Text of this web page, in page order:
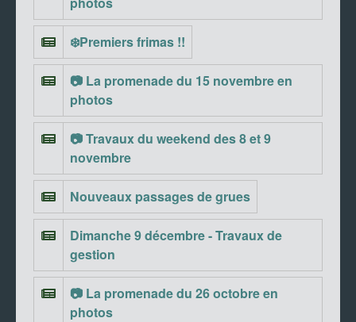
❄️Premiers frimas !!
📷 La promenade du 15 novembre en
photos
📷 Travaux du weekend des 8 et 9
novembre
Nouveaux passages de grues
Dimanche 9 décembre - Travaux de
gestion
📷 La promenade du 26 octobre en
photos